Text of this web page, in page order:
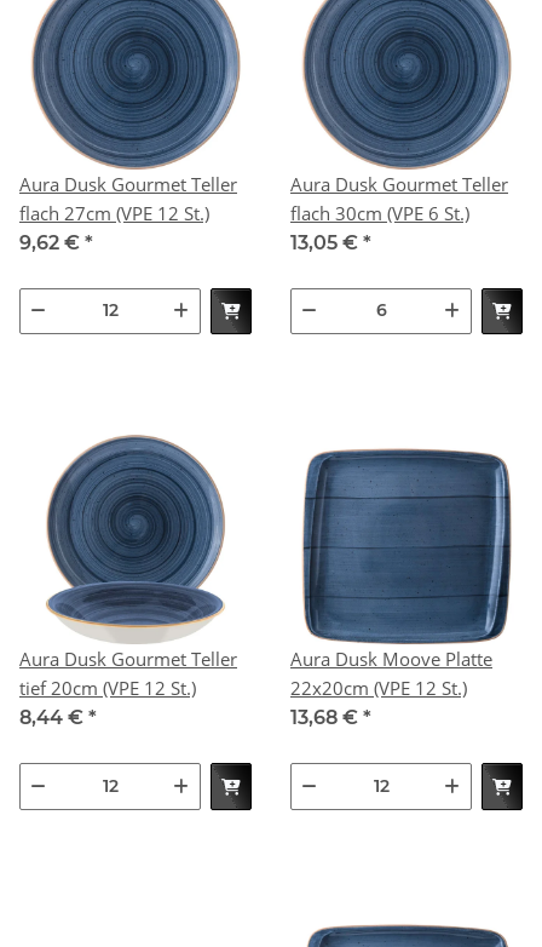
Aura Dusk Gourmet Teller
flach 27cm (VPE 12 St.)
9,62 € *
Aura Dusk Gourmet Teller
flach 30cm (VPE 6 St.)
13,05 € *
Aura Dusk Gourmet Teller
tief 20cm (VPE 12 St.)
8,44 € *
Aura Dusk Moove Platte
22x20cm (VPE 12 St.)
13,68 € *